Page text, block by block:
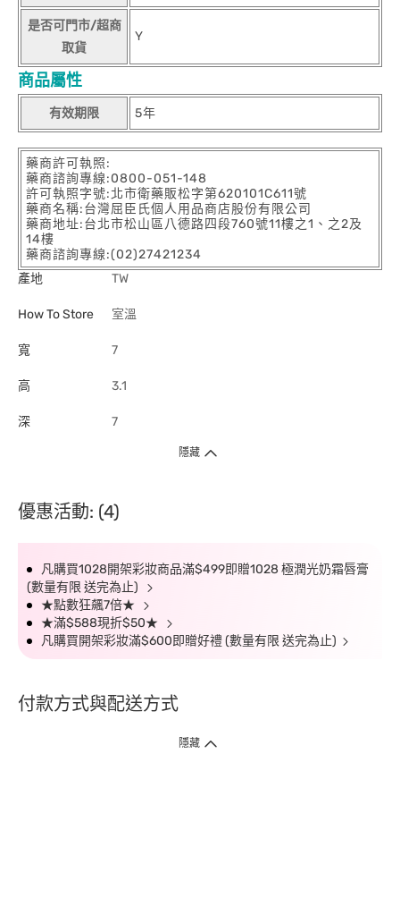
是否可門市/超商
取貨
Y
商品屬性
有效期限 5年
藥商許可執照:
藥商諮詢專線:0800-051-148
許可執照字號:北市衛藥販松字第620101C611號
藥商名稱:台灣屈臣氏個人用品商店股份有限公司
藥商地址:台北市松山區八德路四段760號11樓之1、之2及
14樓
藥商諮詢專線:(02)27421234
產地
TW
How To Store 室溫
寬 7
高 3.1
深 7
隱藏
優惠活動: (4)
凡購買1028開架彩妝商品滿$499即贈1028 極潤光奶霜唇膏
(數量有限 送完為止)
★點數狂飆7倍★
★滿$588現折$50★
凡購買開架彩妝滿$600即贈好禮 (數量有限 送完為止)
付款方式與配送方式
隱藏